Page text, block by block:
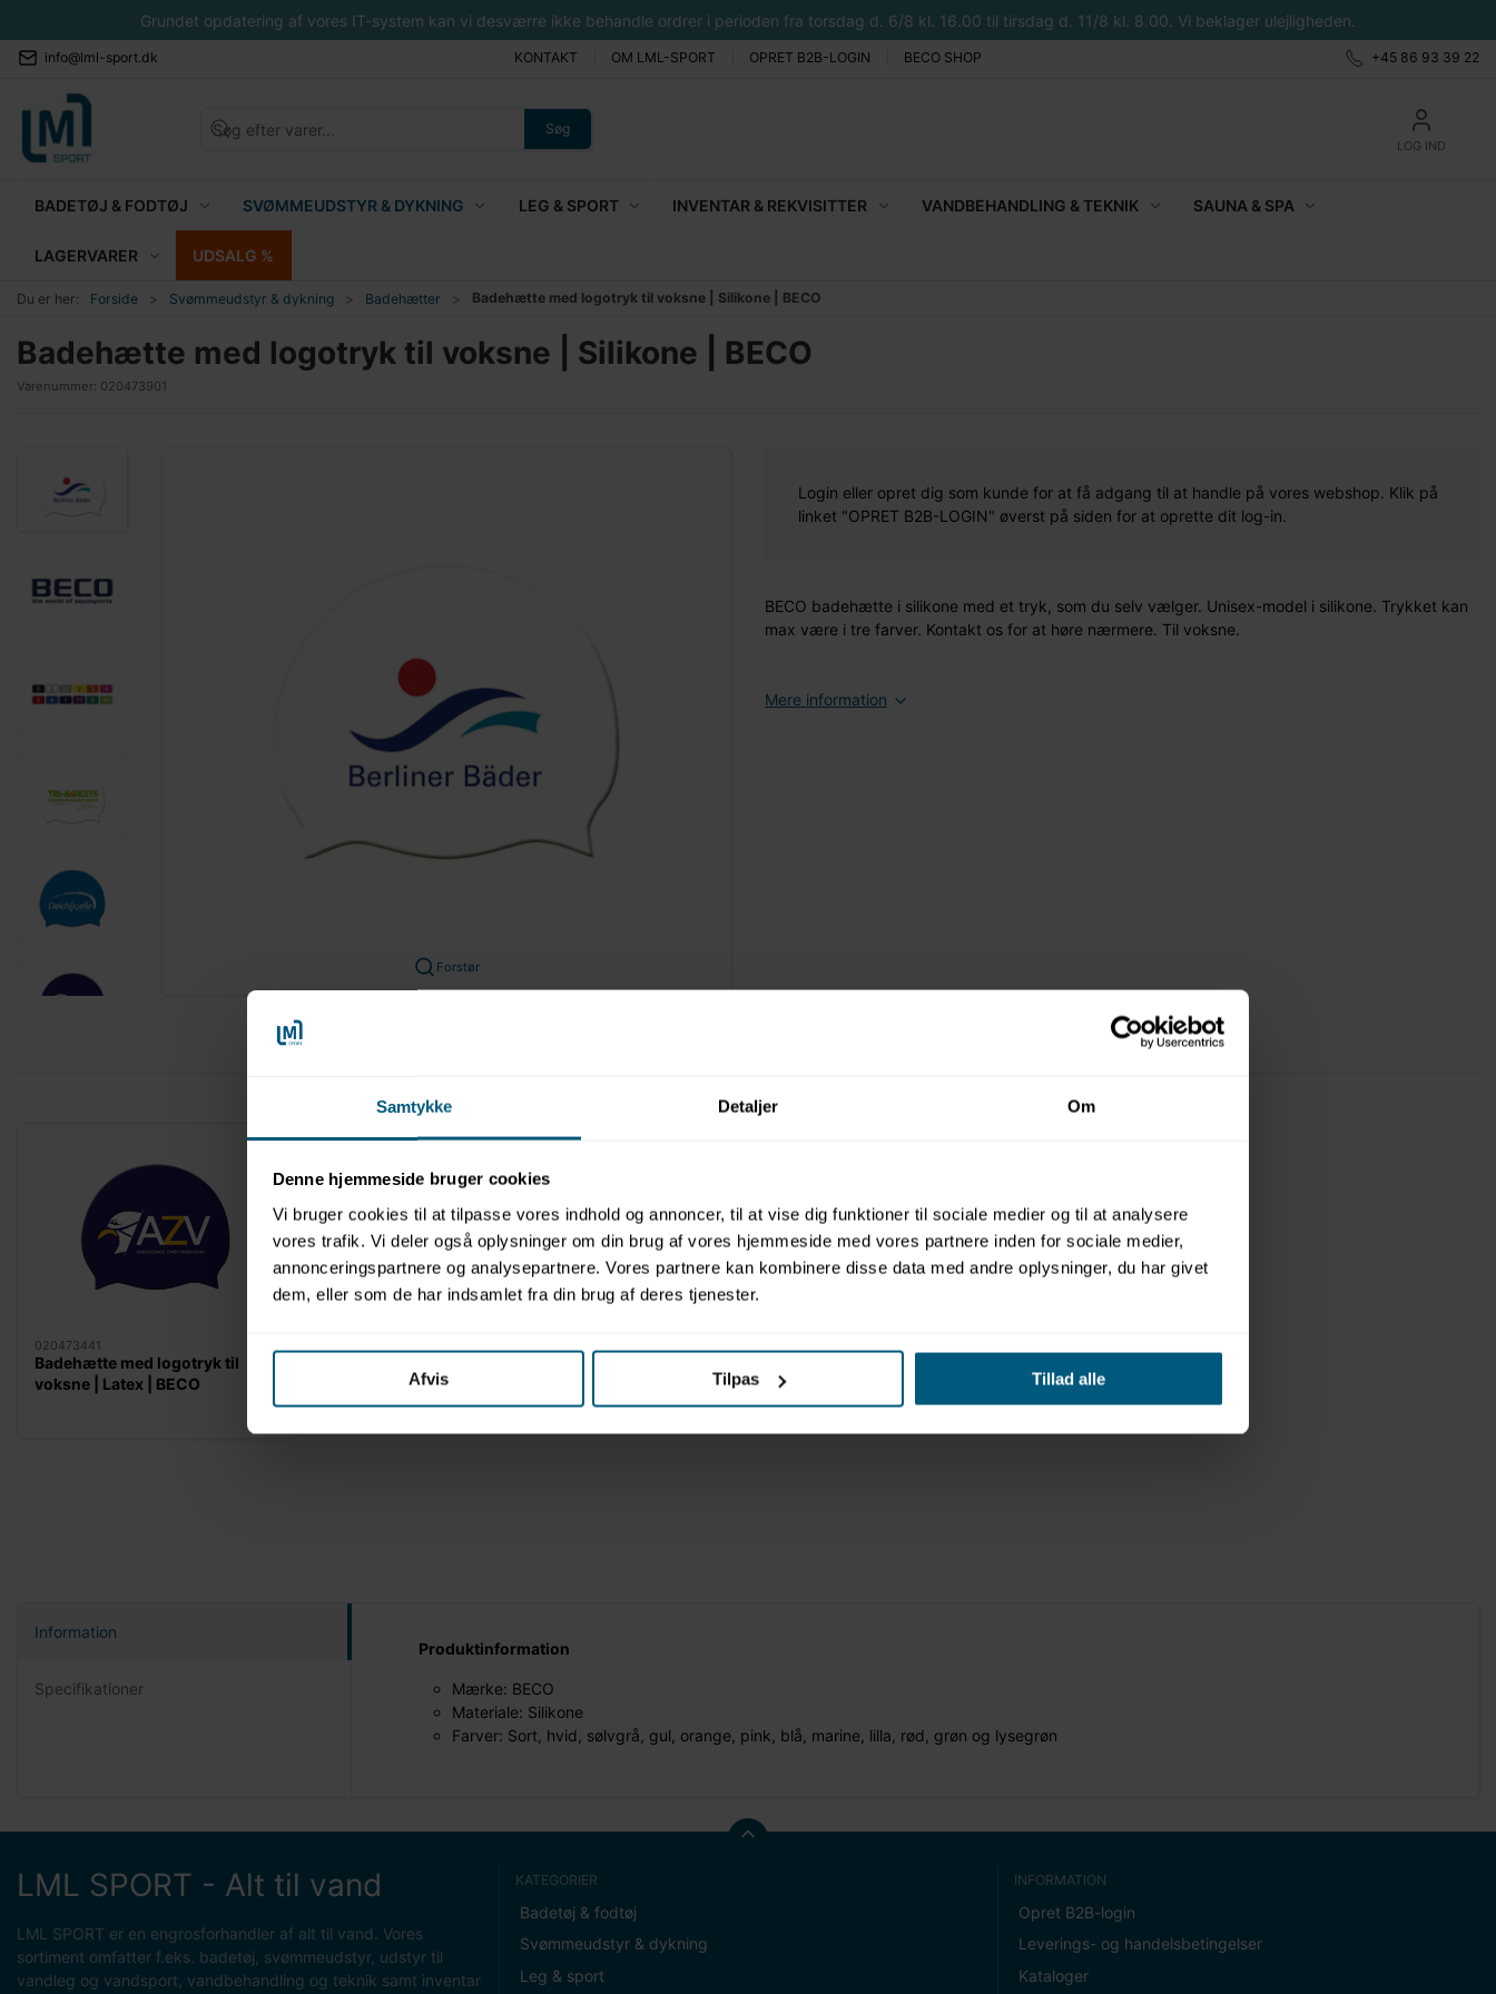
Samtykke Detaljer Om
Denne hjemmeside bruger cookies
Vi bruger cookies til at tilpasse vores indhold og annoncer, til at vise dig funktioner til sociale medier og til at analysere
vores trafik. Vi deler også oplysninger om din brug af vores hjemmeside med vores partnere inden for sociale medier,
annonceringspartnere og analysepartnere. Vores partnere kan kombinere disse data med andre oplysninger, du har givet
dem, eller som de har indsamlet fra din brug af deres tjenester.
Afvis Tilpas Tillad alle
Grundet opdatering af vores IT-system kan vi desværre ikke behandle ordrer i perioden fra torsdag d. 6/8 kl. 16.00 til tirsdag d. 11/8 kl. 8.00. Vi beklager ulejligheden.
info@lml-sport.dk KONTAKT OM LML-SPORT OPRET B2B-LOGIN BECO SHOP +45 86 93 39 22
Søg
LOG IND
BADETØJ & FODTØJ SVØMMEUDSTYR & DYKNING LEG & SPORT INVENTAR & REKVISITTER VANDBEHANDLING & TEKNIK SAUNA & SPA
LAGERVARER UDSALG %
Du er her: Forside Svømmeudstyr & dykning Badehætter Badehætte med logotryk til voksne | Silikone | BECO
Badehætte med logotryk til voksne | Silikone | BECO
Varenummer: 020473901
Forstør
Login eller opret dig som kunde for at få adgang til at handle på vores webshop. Klik på
linket "OPRET B2B-LOGIN" øverst på siden for at oprette dit log-in.
BECO badehætte i silikone med et tryk, som du selv vælger. Unisex-model i silikone. Trykket kan
max være i tre farver. Kontakt os for at høre nærmere. Til voksne.
Mere information
020473441
Badehætte med logotryk til
voksne | Latex | BECO
Information
Specifikationer
Produktinformation
Mærke: BECO
Materiale: Silikone
Farver: Sort, hvid, sølvgrå, gul, orange, pink, blå, marine, lilla, rød, grøn og lysegrøn
LML SPORT - Alt til vand
LML SPORT er en engrosforhandler af alt til vand. Vores
sortiment omfatter f.eks. badetøj, svømmeudstyr, udstyr til
vandleg og vandsport, vandbehandling og teknik samt inventar
KATEGORIER
Badetøj & fodtøj
Svømmeudstyr & dykning
Leg & sport
INFORMATION
Opret B2B-login
Leverings- og handelsbetingelser
Kataloger